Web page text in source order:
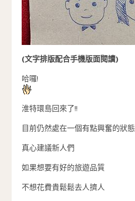
(文字排版配合手機版面閱讀)
哈囉!
淮特環島回來了!!
目前仍然處在一個有點興奮的狀態
真心建議新人們
如果想要有好的旅遊品質
不想花費貴鬆鬆去人擠人